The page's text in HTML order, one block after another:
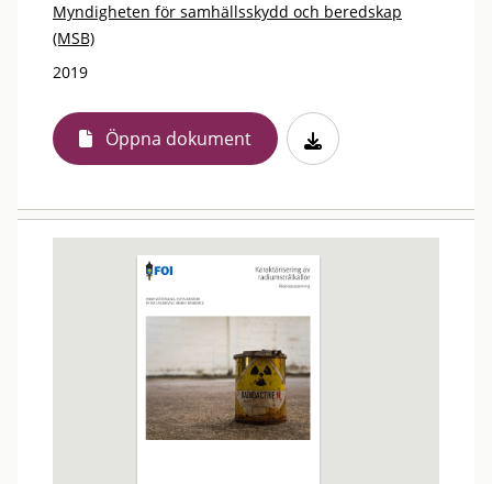
Myndigheten för samhällsskydd och beredskap
(MSB)
2019
Öppna dokument